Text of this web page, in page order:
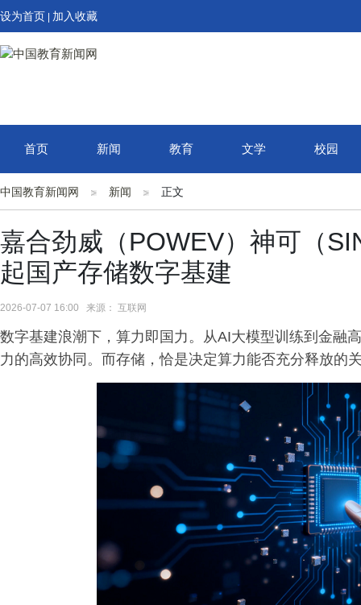
设为首页 加入收藏
首页 新闻 教育 文学 校园
中国教育新闻网 新闻 正文
嘉合劲威（POWEV）神可（
起国产存储数字基建
2026-07-07 16:00 来源： 互联网
数字基建浪潮下，算力即国力。从AI大模型训练到金融
力的高效协同。而存储，恰是决定算力能否充分释放的